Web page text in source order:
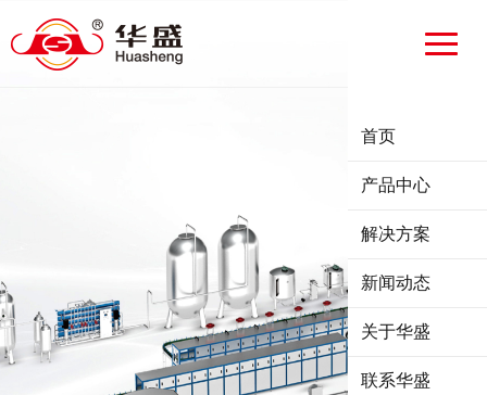
首页
产品中心
解决方案
新闻动态
关于华盛
联系华盛